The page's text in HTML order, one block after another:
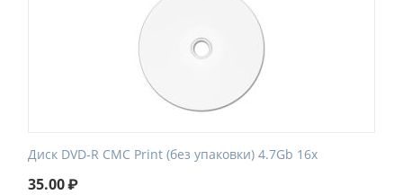
Диск DVD-R CMC Print (без упаковки) 4.7Gb 16x
35.00₽